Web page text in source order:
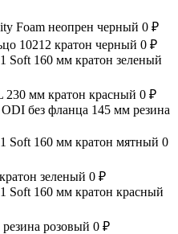
Foam неопрен черный 0 ₽
10212 кратон черный 0 ₽
Soft 160 мм кратон зеленый
мм кратон красный 0 ₽
без фланца 145 мм резина
Soft 160 мм кратон мятный 0
зеленый 0 ₽
Soft 160 мм кратон красный
розовый 0 ₽